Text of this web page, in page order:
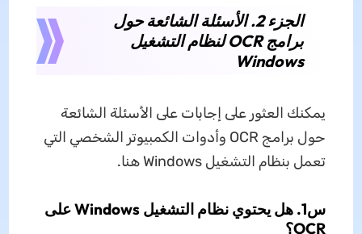
الجزء 2. الأسئلة الشائعة حول
برامج OCR لنظام التشغيل
Windows
يمكنك العثور على إجابات على الأسئلة الشائعة
حول برامج OCR وأدوات الكمبيوتر الشخصي التي
تعمل بنظام التشغيل Windows هنا.
س1. هل يحتوي نظام التشغيل Windows على
OCR؟